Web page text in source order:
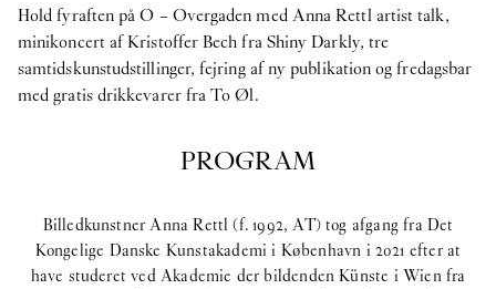
Hold fyraften på O – Overgaden med Anna Rettl artist talk,
minikoncert af Kristoffer Bech fra Shiny Darkly, tre
samtidskunstudstillinger, fejring af ny publikation og fredagsbar
med gratis drikkevarer fra To Øl.
PROGRAM
Billedkunstner Anna Rettl (f. 1992, AT) tog afgang fra Det
Kongelige Danske Kunstakademi i København i 2021 efter at
have studeret ved Akademie der bildenden Künste i Wien fra